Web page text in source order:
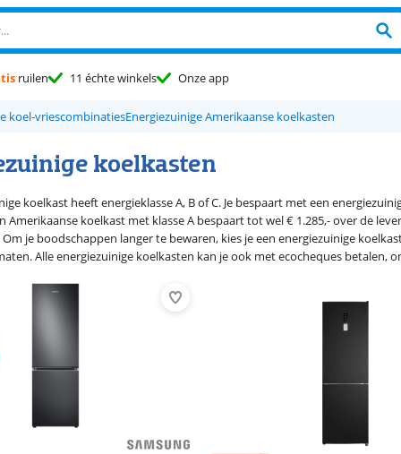
ruilen 11 échte winkels Onze app
koel-vriescombinatiesEnergiezuinige Amerikaanse koelkasten
koelkasten
koelkast heeft energieklasse A, B of C. Je bespaart met een
Amerikaanse koelkast met klasse A bespaart tot wel € 1.285,- over de
je boodschappen langer te bewaren, kies je een energiezuinige
Alle energiezuinige koelkasten kan je ook met ecocheques betalen,